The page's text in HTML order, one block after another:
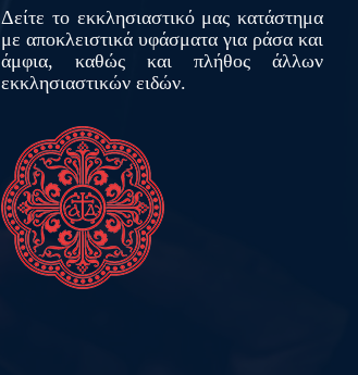
Δείτε το εκκλησιαστικό μας κατάστημα
με αποκλειστικά υφάσματα για ράσα και
άμφια, καθώς και πλήθος άλλων
εκκλησιαστικών ειδών.